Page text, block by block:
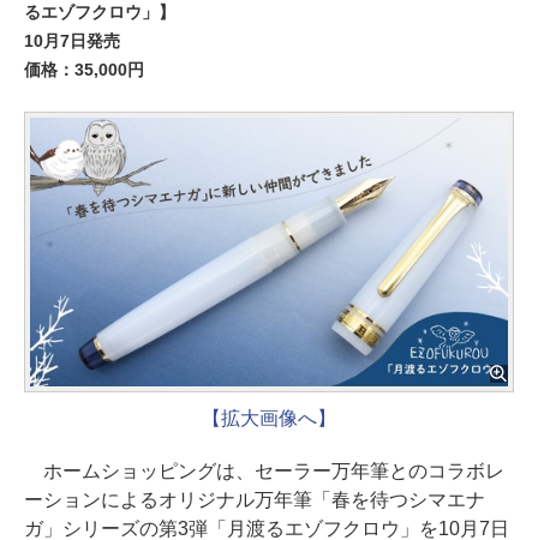
るエゾフクロウ」】
10月7日発売
価格：35,000円
【拡大画像へ】
ホームショッピングは、セーラー万年筆とのコラボレ
ーションによるオリジナル万年筆「春を待つシマエナ
ガ」シリーズの第3弾「月渡るエゾフクロウ」を10月7日